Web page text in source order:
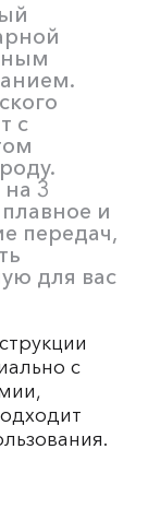
с
3
и
передач,
для вас
с